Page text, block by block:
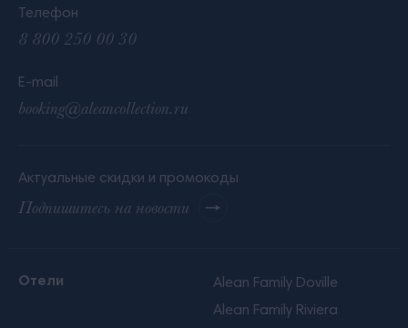
Телефон
8 800 250 00 30
E-mail
booking@aleancollection.ru
Актуальные скидки и промокоды
Подпишитесь на новости
Отели
Alean Family Doville
Alean Family Riviera